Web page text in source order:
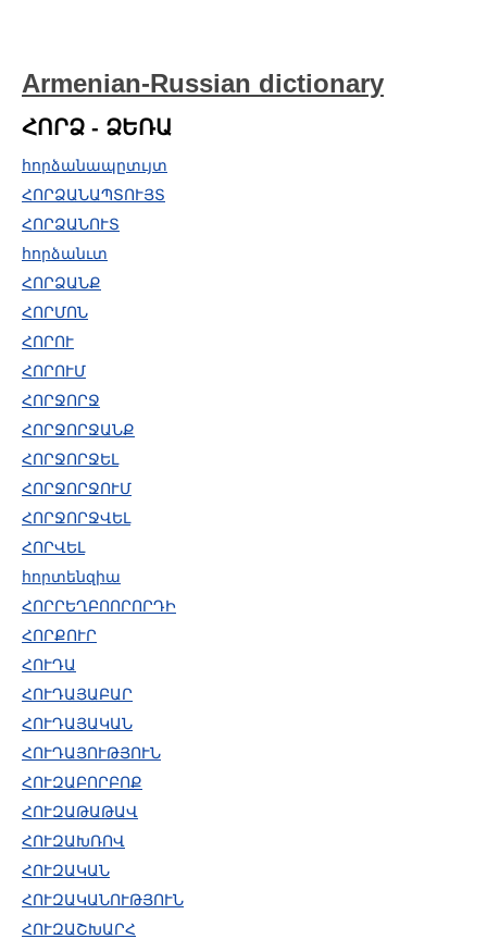
Armenian-Russian dictionary
ՀՈՐՁ - ՁԵՌԱ
հորձանապըտւյտ
ՀՈՐՁԱՆԱՊՏՈՒՅՏ
ՀՈՐՁԱՆՈՒՏ
հորձանւտ
ՀՈՐՁԱՆՔ
ՀՈՐՄՈՆ
ՀՈՐՈՒ
ՀՈՐՈՒՄ
ՀՈՐՋՈՐՋ
ՀՈՐՋՈՐՋԱՆՔ
ՀՈՐՋՈՐՋԵԼ
ՀՈՐՋՈՐՋՈՒՄ
ՀՈՐՋՈՐՋՎԵԼ
ՀՈՐՎԵԼ
հորտենզիա
ՀՈՐՐԵՂԲՈՈՐՈՐԴԻ
ՀՈՐՔՈՒՐ
ՀՈՒԴԱ
ՀՈՒԴԱՅԱԲԱՐ
ՀՈՒԴԱՅԱԿԱՆ
ՀՈՒԴԱՅՈՒԹՅՈՒՆ
ՀՈՒԶԱԲՈՐԲՈՔ
ՀՈՒԶԱԹԱԹԱՎ
ՀՈՒԶԱԽՌՈՎ
ՀՈՒԶԱԿԱՆ
ՀՈՒԶԱԿԱՆՈՒԹՅՈՒՆ
ՀՈՒԶԱՇԽԱՐՀ